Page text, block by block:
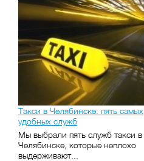
Такси в Челябинске: пять самых
удобных служб
Мы выбрали пять служб такси в
Челябинске, которые неплохо
выдерживают...